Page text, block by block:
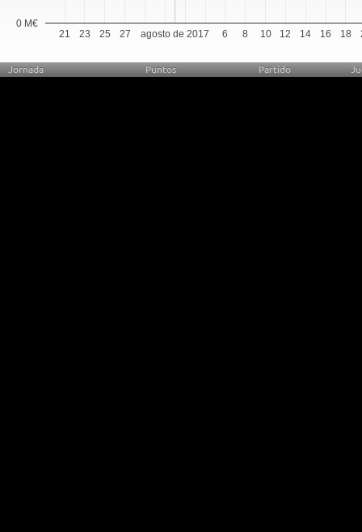
agosto de 2017
21 23 25 27 6 8 10 12 14 16 18
0 M€
Jornada Puntos Partido